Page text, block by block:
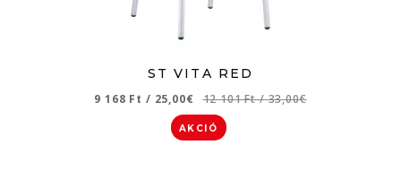
ST VITA RED
9 168 Ft / 25,00€ 12 101 Ft/ 33,00€
AKCIÓ